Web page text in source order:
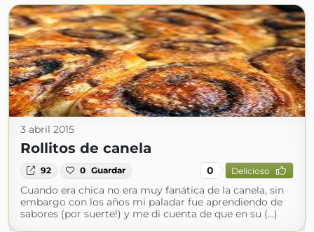
3 abril 2015
Rollitos de canela
92 0 Guardar 0 Delicioso
Cuando era chica no era muy fanática de la canela, sin
embargo con los años mi paladar fue aprendiendo de
sabores (por suerte!) y me di cuenta de que en su (...)